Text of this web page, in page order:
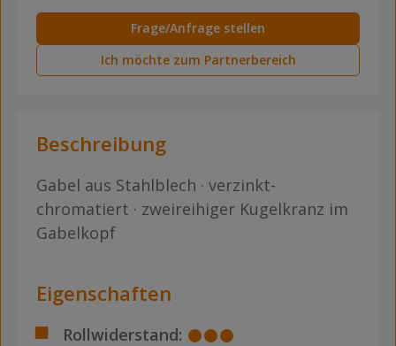
Frage/Anfrage stellen
Ich möchte zum Partnerbereich
Beschreibung
Gabel aus Stahlblech · verzinkt-
chromatiert · zweireihiger Kugelkranz im
Gabelkopf
Eigenschaften
Rollwiderstand: